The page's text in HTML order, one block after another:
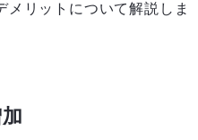
リットについて解説しま